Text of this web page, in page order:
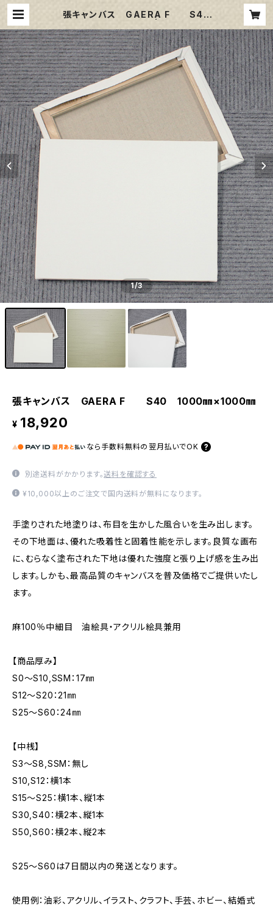
張キャンバス GAERA F S40
1/3
張キャンバス GAERA F S40 1000㎜×1000㎜
¥ 18,920
なら 手数料無料の 翌月払いでOK
別途送料がかかります。送料を確認する
¥10,000以上のご注文で国内送料が無料になります。
手塗りされた地塗りは、布目を生かした風合いを生み出します。
その下地面は、優れた吸着性と固着性能を示します。良質な画布
に、むらなく塗布された下地は優れた強度と張り上げ感を生み出
します。しかも、最高品質のキャンバスを普及価格でご提供いたし
ます。
麻100％中細目 油絵具・アクリル絵具兼用
【商品厚み】
S0～S10,SSM：17㎜
S12～S20：21㎜
S25～S60：24㎜
【中桟】
S3～S8,SSM：無し
S10,S12：横1本
S15～S25：横1本、縦1本
S30,S40：横2本、縦1本
S50,S60：横2本、縦2本
S25～S60は7日間以内の発送となります。
使用例：油彩、アクリル、イラスト、クラフト、手芸、ホビー、結婚式